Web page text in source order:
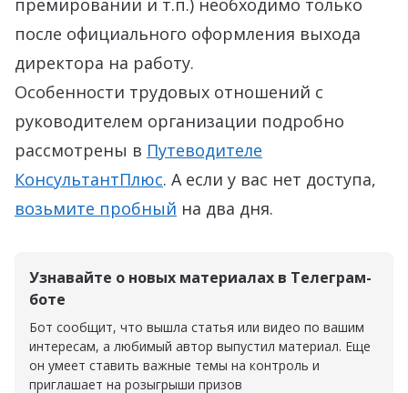
премировании и т.п.) необходимо только
после официального оформления выхода
директора на работу.
Особенности трудовых отношений с
руководителем организации подробно
рассмотрены в Путеводителе
КонсультантПлюс. А если у вас нет доступа,
возьмите пробный на два дня.
Узнавайте о новых материалах в Телеграм-
боте
Бот сообщит, что вышла статья или видео по вашим
интересам, а любимый автор выпустил материал. Еще
он умеет ставить важные темы на контроль и
приглашает на розыгрыши призов